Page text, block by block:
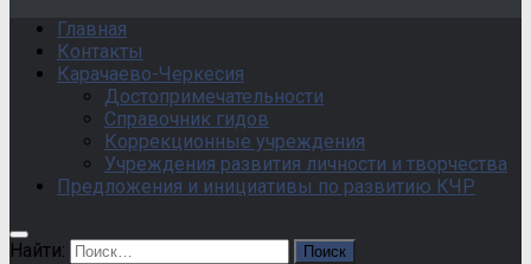
Главная
Контакты
Карачаево-Черкесия
Достопримечательности
Справочник гидов
Коррекционные учреждения
Учреждения развития личности и творчества
Предложения и инициативы по развитию КЧР
Найти: